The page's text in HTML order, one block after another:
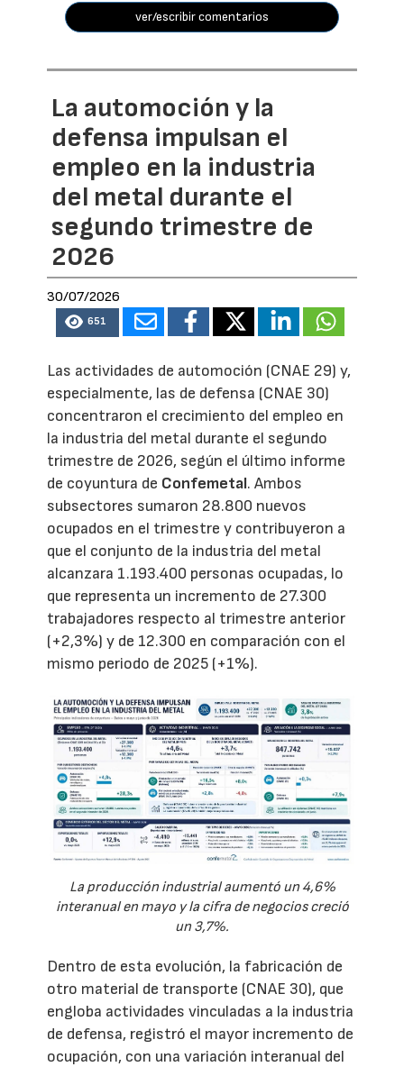
ver/escribir comentarios
La automoción y la
defensa impulsan el
empleo en la industria
del metal durante el
segundo trimestre de
2026
30/07/2026
651
Las actividades de automoción (CNAE 29) y,
especialmente, las de defensa (CNAE 30)
concentraron el crecimiento del empleo en
la industria del metal durante el segundo
trimestre de 2026, según el último informe
de coyuntura de Confemetal. Ambos
subsectores sumaron 28.800 nuevos
ocupados en el trimestre y contribuyeron a
que el conjunto de la industria del metal
alcanzara 1.193.400 personas ocupadas, lo
que representa un incremento de 27.300
trabajadores respecto al trimestre anterior
(+2,3%) y de 12.300 en comparación con el
mismo periodo de 2025 (+1%).
La producción industrial aumentó un 4,6%
interanual en mayo y la cifra de negocios creció
un 3,7%.
Dentro de esta evolución, la fabricación de
otro material de transporte (CNAE 30), que
engloba actividades vinculadas a la industria
de defensa, registró el mayor incremento de
ocupación, con una variación interanual del